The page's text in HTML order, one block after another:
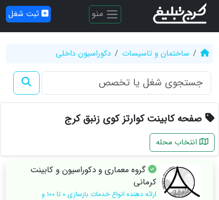
منو ثبت شغل
ساختمان و تاسیسات دکوراسیون داخلی
صفحه کابینت کوارتز کوی زنبق کرج
انتخاب محله
گروه معماری و دکوراسیون و کابینت
کرمانی
ارائه دهنده انواع خدمات بازسازی ۰ تا ۱۰۰ و